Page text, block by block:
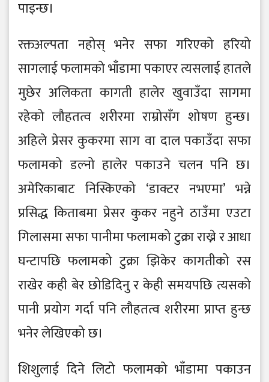
पाइन्छ।
रक्तअल्पता नहोस् भनेर सफा गरिएको हरियो
सागलाई फलामको भाँडामा पकाएर त्यसलाई हातले
मुछेर अलिकता कागती हालेर खुवाउँदा सागमा
रहेको लौहतत्व शरीरमा राम्रोसँग शोषण हुन्छ।
अहिले प्रेसर कुकरमा साग वा दाल पकाउँदा सफा
फलामको डल्नो हालेर पकाउने चलन पनि छ।
अमेरिकाबाट निस्किएको ‘डाक्टर नभएमा’ भन्ने
प्रसिद्ध किताबमा प्रेसर कुकर नहुने ठाउँमा एउटा
गिलासमा सफा पानीमा फलामको टुक्रा राख्ने र आधा
घन्टापछि फलामको टुक्रा झिकेर कागतीको रस
राखेर कही बेर छोडिदिनु र केही समयपछि त्यसको
पानी प्रयोग गर्दा पनि लौहतत्व शरीरमा प्राप्त हुन्छ
भनेर लेखिएको छ।
शिशुलाई दिने लिटो फलामको भाँडामा पकाउन